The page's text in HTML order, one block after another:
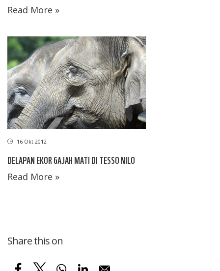
Read More »
16 Okt 2012
DELAPAN EKOR GAJAH MATI DI TESSO NILO
Read More »
Share this on